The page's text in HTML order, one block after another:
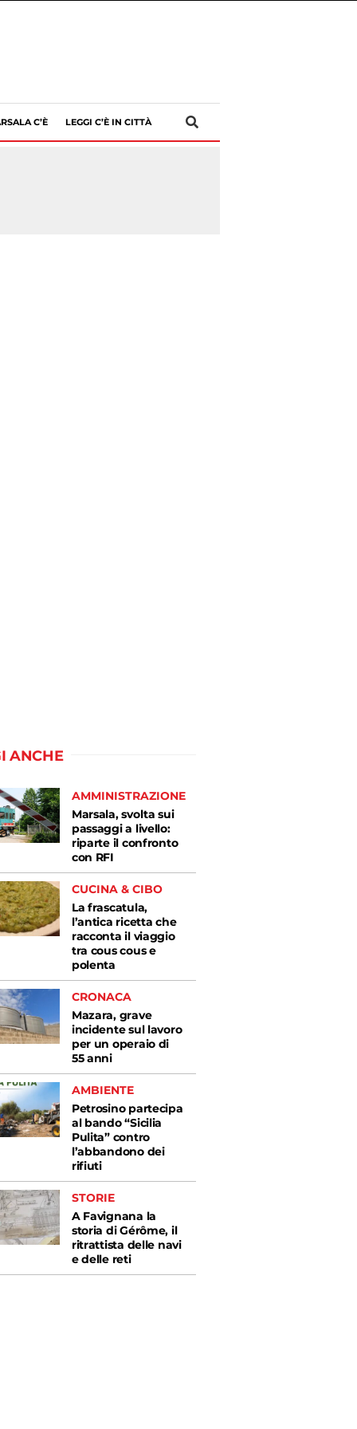
C’È LEGGI C’È IN CITTÀ
ANCHE
AMMINISTRAZIONE
Marsala, svolta sui
passaggi a livello:
riparte il confronto
con RFI
CUCINA & CIBO
La frascatula,
l’antica ricetta che
racconta il viaggio
tra cous cous e
polenta
CRONACA
Mazara, grave
incidente sul lavoro
per un operaio di
55 anni
AMBIENTE
Petrosino partecipa
al bando “Sicilia
Pulita” contro
l’abbandono dei
rifiuti
STORIE
A Favignana la
storia di Gérôme, il
ritrattista delle navi
e delle reti